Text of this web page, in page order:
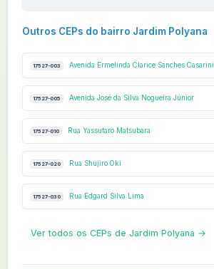
Outros CEPs do bairro Jardim Polyana
17527-003 Avenida Ermelinda Clarice Sanches Casarini
17527-005 Avenida José da Silva Nogueira Júnior
17527-010 Rua Yassutaro Matsubara
17527-020 Rua Shujiro Oki
17527-030 Rua Edgard Silva Lima
Ver todos os CEPs de Jardim Polyana →